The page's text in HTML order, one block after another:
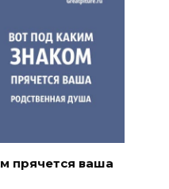
прячется ваша